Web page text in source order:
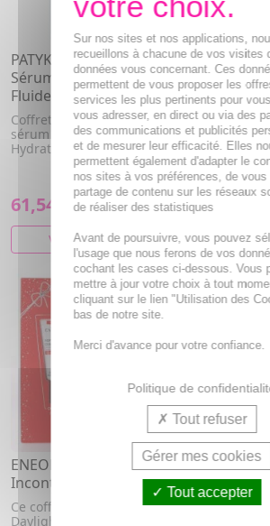
PATYKA Coffret anti taches
Sérum correcteur 30ml +
Fluide SPF30 50ml
Coffret anti taches perfect :
sérum et fluide correcteurs.
Hydratent et réduisent ...
61,54€
VOIR CET ARTICLE
Soins
Rides
Ce
FILLER
58,33€
ENEOMEY Coffret Les
Incontournables Eclat
Ce coffret contient: - 1
Daylight C20 Fluide de jour
Ce coffret
Sur nos sites et nos applications,
recueillons à chacune de vos visites
données vous concernant. Ces
permettent de vous proposer les
services les plus pertinents pour
vous adresser, en direct ou via des
des communications et publicités
et de mesurer leur efficacité. Elles
permettent également d'adapter le
nos sites à vos préférences, de
partage de contenu sur les réseaux
de réaliser des statistiques
Avant de poursuivre, vous pouvez
l'usage que nous ferons de vos
cochant les cases ci-dessous. Vous
mettre à jour votre choix à tout
cliquant sur le lien "Utilisation des
bas de notre site.
Merci d'avance pour votre confiance.
Politique de
Tout refuser
Gérer mes cookies
Tout accepter